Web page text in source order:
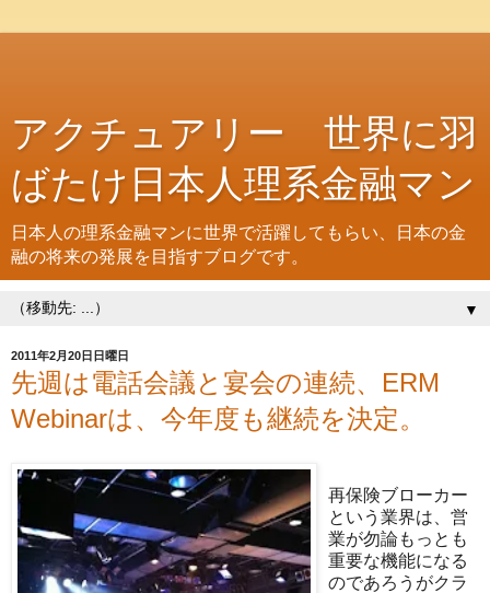
アクチュアリー 世界に羽
ばたけ日本人理系金融マン
日本人の理系金融マンに世界で活躍してもらい、日本の金
融の将来の発展を目指すブログです。
▼
2011年2月20日日曜日
先週は電話会議と宴会の連続、ERM
Webinarは、今年度も継続を決定。
再保険ブローカー
という業界は、営
業が勿論もっとも
重要な機能になる
のであろうがクラ